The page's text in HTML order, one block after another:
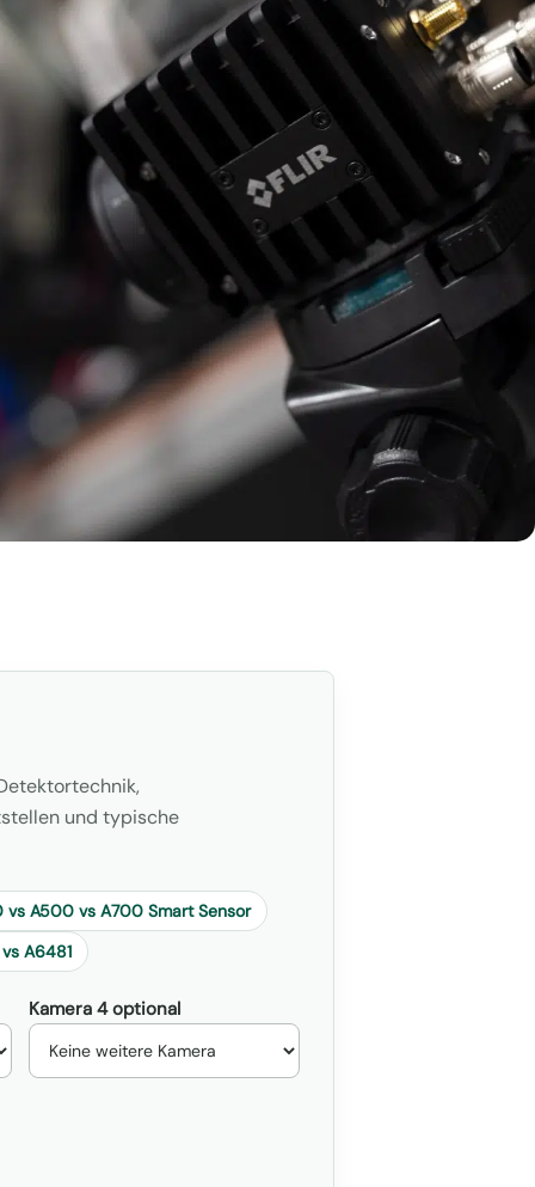
und typische
vs A500 vs A700 Smart Sensor
A6481
Kamera 4 optional